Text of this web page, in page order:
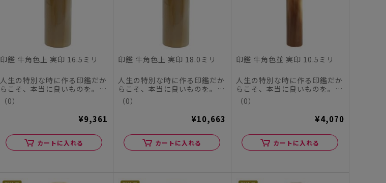
印鑑 牛角色上 実印 16.5ミリ
人生の特別な時に作る印鑑だか
らこそ、本当に良いものを。
この度、シヤチハタオフィシャ
ル...
（0）
¥9,361
カートに入れる
印鑑 牛角色上 実印 18.0ミリ
人生の特別な時に作る印鑑だか
らこそ、本当に良いものを。
この度、シヤチハタオフィシャ
ル...
（0）
¥10,663
カートに入れる
印鑑 牛角色並 実印 10.5ミリ
人生の特別な時に作る印鑑だか
らこそ、本当に良いものを。
この度、シヤチハタオフィシャ
ル...
（0）
¥4,070
カートに入れる